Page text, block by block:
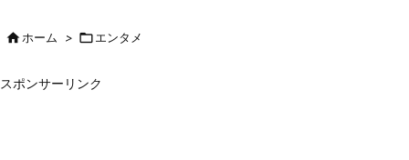
ホーム > エンタメ
スポンサーリンク